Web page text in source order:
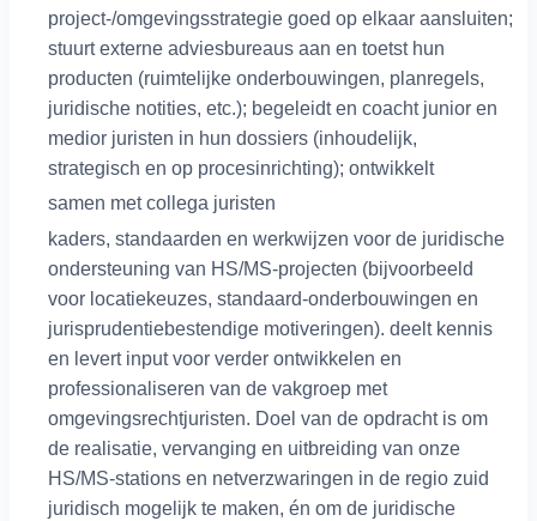
project-/omgevingsstrategie goed op elkaar aansluiten;
stuurt externe adviesbureaus aan en toetst hun
producten (ruimtelijke onderbouwingen, planregels,
juridische notities, etc.); begeleidt en coacht junior en
medior juristen in hun dossiers (inhoudelijk,
strategisch en op procesinrichting); ontwikkelt
samen met collega juristen
kaders, standaarden en werkwijzen voor de juridische
ondersteuning van HS/MS-projecten (bijvoorbeeld
voor locatiekeuzes, standaard-onderbouwingen en
jurisprudentiebestendige motiveringen). deelt kennis
en levert input voor verder ontwikkelen en
professionaliseren van de vakgroep met
omgevingsrechtjuristen. Doel van de opdracht is om
de realisatie, vervanging en uitbreiding van onze
HS/MS-stations en netverzwaringen in de regio zuid
juridisch mogelijk te maken, én om de juridische